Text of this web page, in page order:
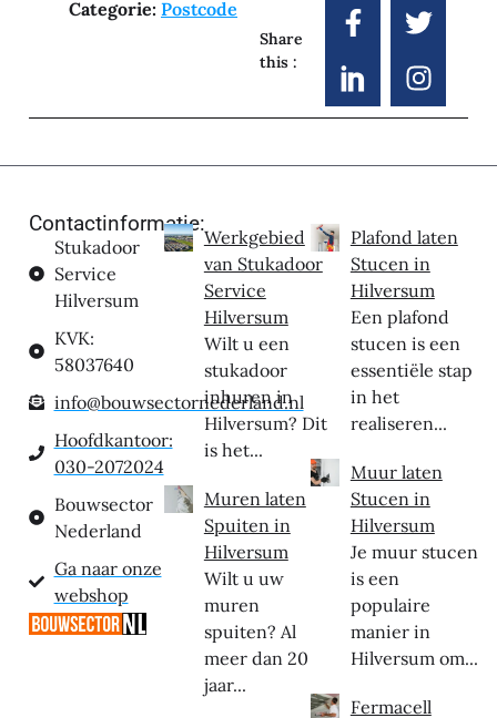
Categorie: Postcode
Share
this :
Contactinformatie:
Stukadoor
Service
Hilversum
KVK:
58037640
info@bouwsectornederland.nl
Hoofdkantoor:
030-2072024
Bouwsector
Nederland
Ga naar onze
webshop
Werkgebied
van Stukadoor
Service
Hilversum
Wilt u een
stukadoor
inhuren in
Hilversum? Dit
is het...
Muren laten
Spuiten in
Hilversum
Wilt u uw
muren
spuiten? Al
meer dan 20
jaar...
Plafond laten
Stucen in
Hilversum
Een plafond
stucen is een
essentiële stap
in het
realiseren...
Muur laten
Stucen in
Hilversum
Je muur stucen
is een
populaire
manier in
Hilversum om...
Fermacell